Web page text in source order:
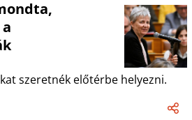
szeretnék előtérbe helyezni.